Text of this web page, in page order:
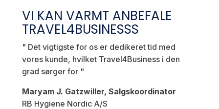
VI KAN VARMT ANBEFALE
TRAVEL4BUSINESSS
" Det vigtigste for os er dedikeret tid med
vores kunde, hvilket Travel4Business i den
grad sørger for "
Maryam J. Gatzwiller, Salgskoordinator
RB Hygiene Nordic A/S